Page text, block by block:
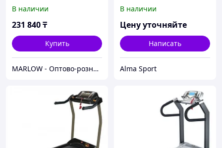
В наличии
231 840₸
Купить
MARLOW - Оптово-розничный склад.
В наличии
Цену уточняйте
Написать
Alma Sport